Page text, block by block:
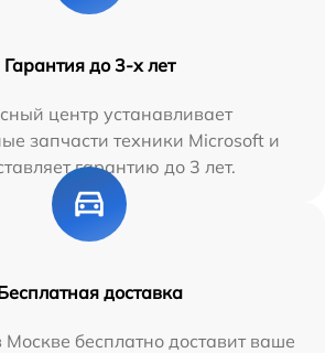
Гарантия до 3-х лет
центр устанавливает
запчасти техники Microsoft и
гарантию до 3 лет.
доставка
бесплатно доставит ваше